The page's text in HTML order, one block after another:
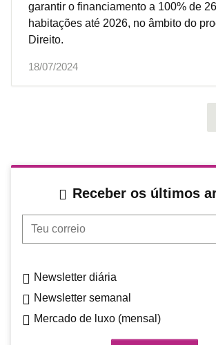
garantir o financiamento a 100% de 26
habitações até 2026, no âmbito do
Direito.
18/07/2024
Receber os últimos
Teu correio
Newsletter diária
Newsletter semanal
Mercado de luxo (mensal)